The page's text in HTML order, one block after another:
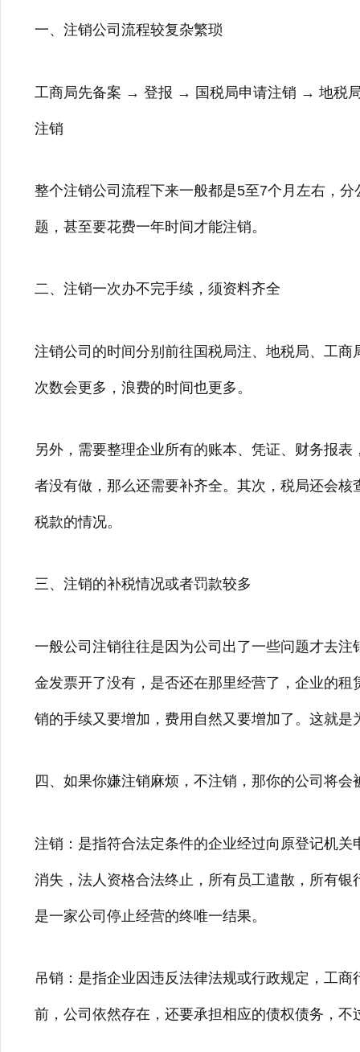
一、注销公司流程较复杂繁琐
工商局先备案 → 登报 → 国税局申请注销 → 地税
注销
整个注销公司流程下来一般都是5至7个月左右，
题，甚至要花费一年时间才能注销。
二、注销一次办不完手续，须资料齐全
注销公司的时间分别前往国税局注、地税局、工
次数会更多，浪费的时间也更多。
另外，需要整理企业所有的账本、凭证、财务报
者没有做，那么还需要补齐全。其次，税局还会
税款的情况。
三、注销的补税情况或者罚款较多
一般公司注销往往是因为公司出了一些问题才去
金发票开了没有，是否还在那里经营了，企业的
销的手续又要增加，费用自然又要增加了。这就
四、如果你嫌注销麻烦，不注销，那你的公司将
注销：是指符合法定条件的企业经过向原登记机
消失，法人资格合法终止，所有员工遣散，所有
是一家公司停止经营的终唯一结果。
吊销：是指企业因违反法律法规或行政规定，工
前，公司依然存在，还要承担相应的债权债务，不